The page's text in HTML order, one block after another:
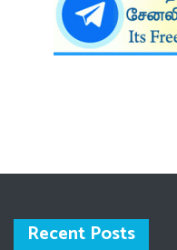
Recent Posts